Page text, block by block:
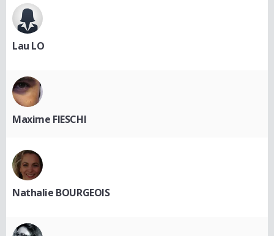
Lau LO
Maxime FIESCHI
Nathalie BOURGEOIS